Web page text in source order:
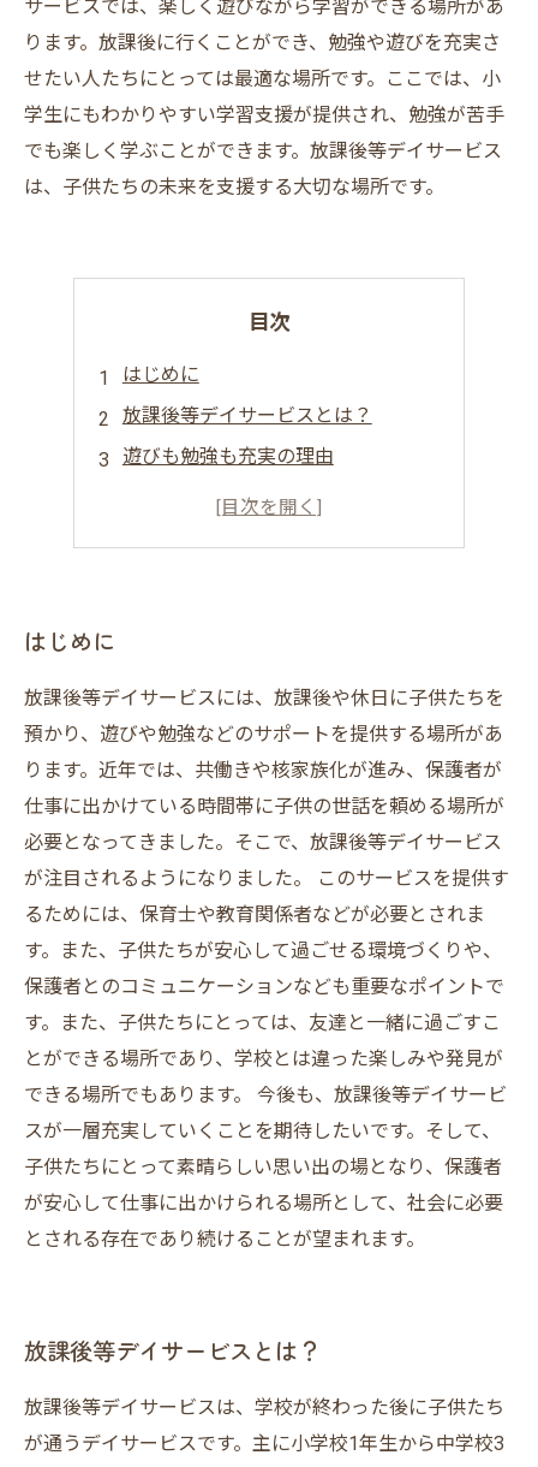
サービスでは、楽しく遊びながら学習ができる場所があ
ります。放課後に行くことができ、勉強や遊びを充実さ
せたい人たちにとっては最適な場所です。ここでは、小
学生にもわかりやすい学習支援が提供され、勉強が苦手
でも楽しく学ぶことができます。放課後等デイサービス
は、子供たちの未来を支援する大切な場所です。
目次
はじめに
放課後等デイサービスとは？
遊びも勉強も充実の理由
はじめに
放課後等デイサービスには、放課後や休日に子供たちを
預かり、遊びや勉強などのサポートを提供する場所があ
ります。近年では、共働きや核家族化が進み、保護者が
仕事に出かけている時間帯に子供の世話を頼める場所が
必要となってきました。そこで、放課後等デイサービス
が注目されるようになりました。 このサービスを提供す
るためには、保育士や教育関係者などが必要とされま
す。また、子供たちが安心して過ごせる環境づくりや、
保護者とのコミュニケーションなども重要なポイントで
す。また、子供たちにとっては、友達と一緒に過ごすこ
とができる場所であり、学校とは違った楽しみや発見が
できる場所でもあります。 今後も、放課後等デイサービ
スが一層充実していくことを期待したいです。そして、
子供たちにとって素晴らしい思い出の場となり、保護者
が安心して仕事に出かけられる場所として、社会に必要
とされる存在であり続けることが望まれます。
放課後等デイサービスとは？
放課後等デイサービスは、学校が終わった後に子供たち
が通うデイサービスです。主に小学校1年生から中学校3